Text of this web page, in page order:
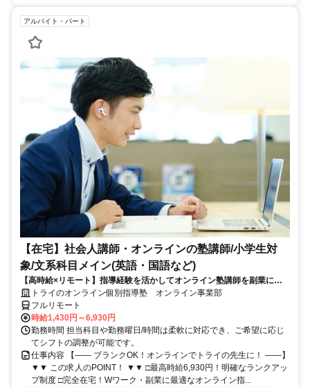
アルバイト・パート
【在宅】社会人講師・オンラインの塾講師/小学生対
象/文系科目メイン(英語・国語など)
【高時給×リモート】指導経験を活かしてオンライン塾講師を副業に！
週1～OK！
トライのオンライン個別指導塾 オンライン事業部
フルリモート
時給1,430円～6,930円
勤務時間 担当科目や勤務曜日/時間は柔軟に対応でき、ご希望に応じ
てシフトの調整が可能です。
仕事内容 【―― ブランクOK！オンラインでトライの先生に！ ――】
▼▼ この求人のPOINT！ ▼▼ □最高時給6,930円！明確なランクアッ
プ制度 □完全在宅！Wワーク・副業に最適なオンライン指...